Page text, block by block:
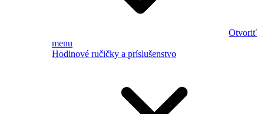
Otvoriť
menu
Hodinové ručičky a príslušenstvo